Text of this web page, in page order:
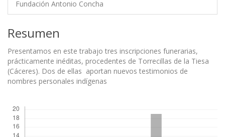
Fundación Antonio Concha
Resumen
Presentamos en este trabajo tres inscripciones funerarias,
prácticamente inéditas, procedentes de Torrecillas de la Tiesa
(Cáceres). Dos de ellas aportan nuevos testimonios de
nombres personales indígenas